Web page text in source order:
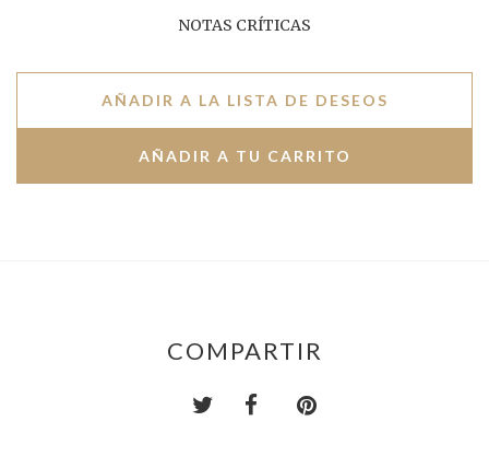
NOTAS CRÍTICAS
AÑADIR A LA LISTA DE DESEOS
COMPARTIR